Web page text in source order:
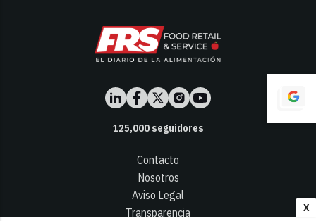
X
125,000seguidores
Contacto
Nosotros
Aviso Legal
Transparencia